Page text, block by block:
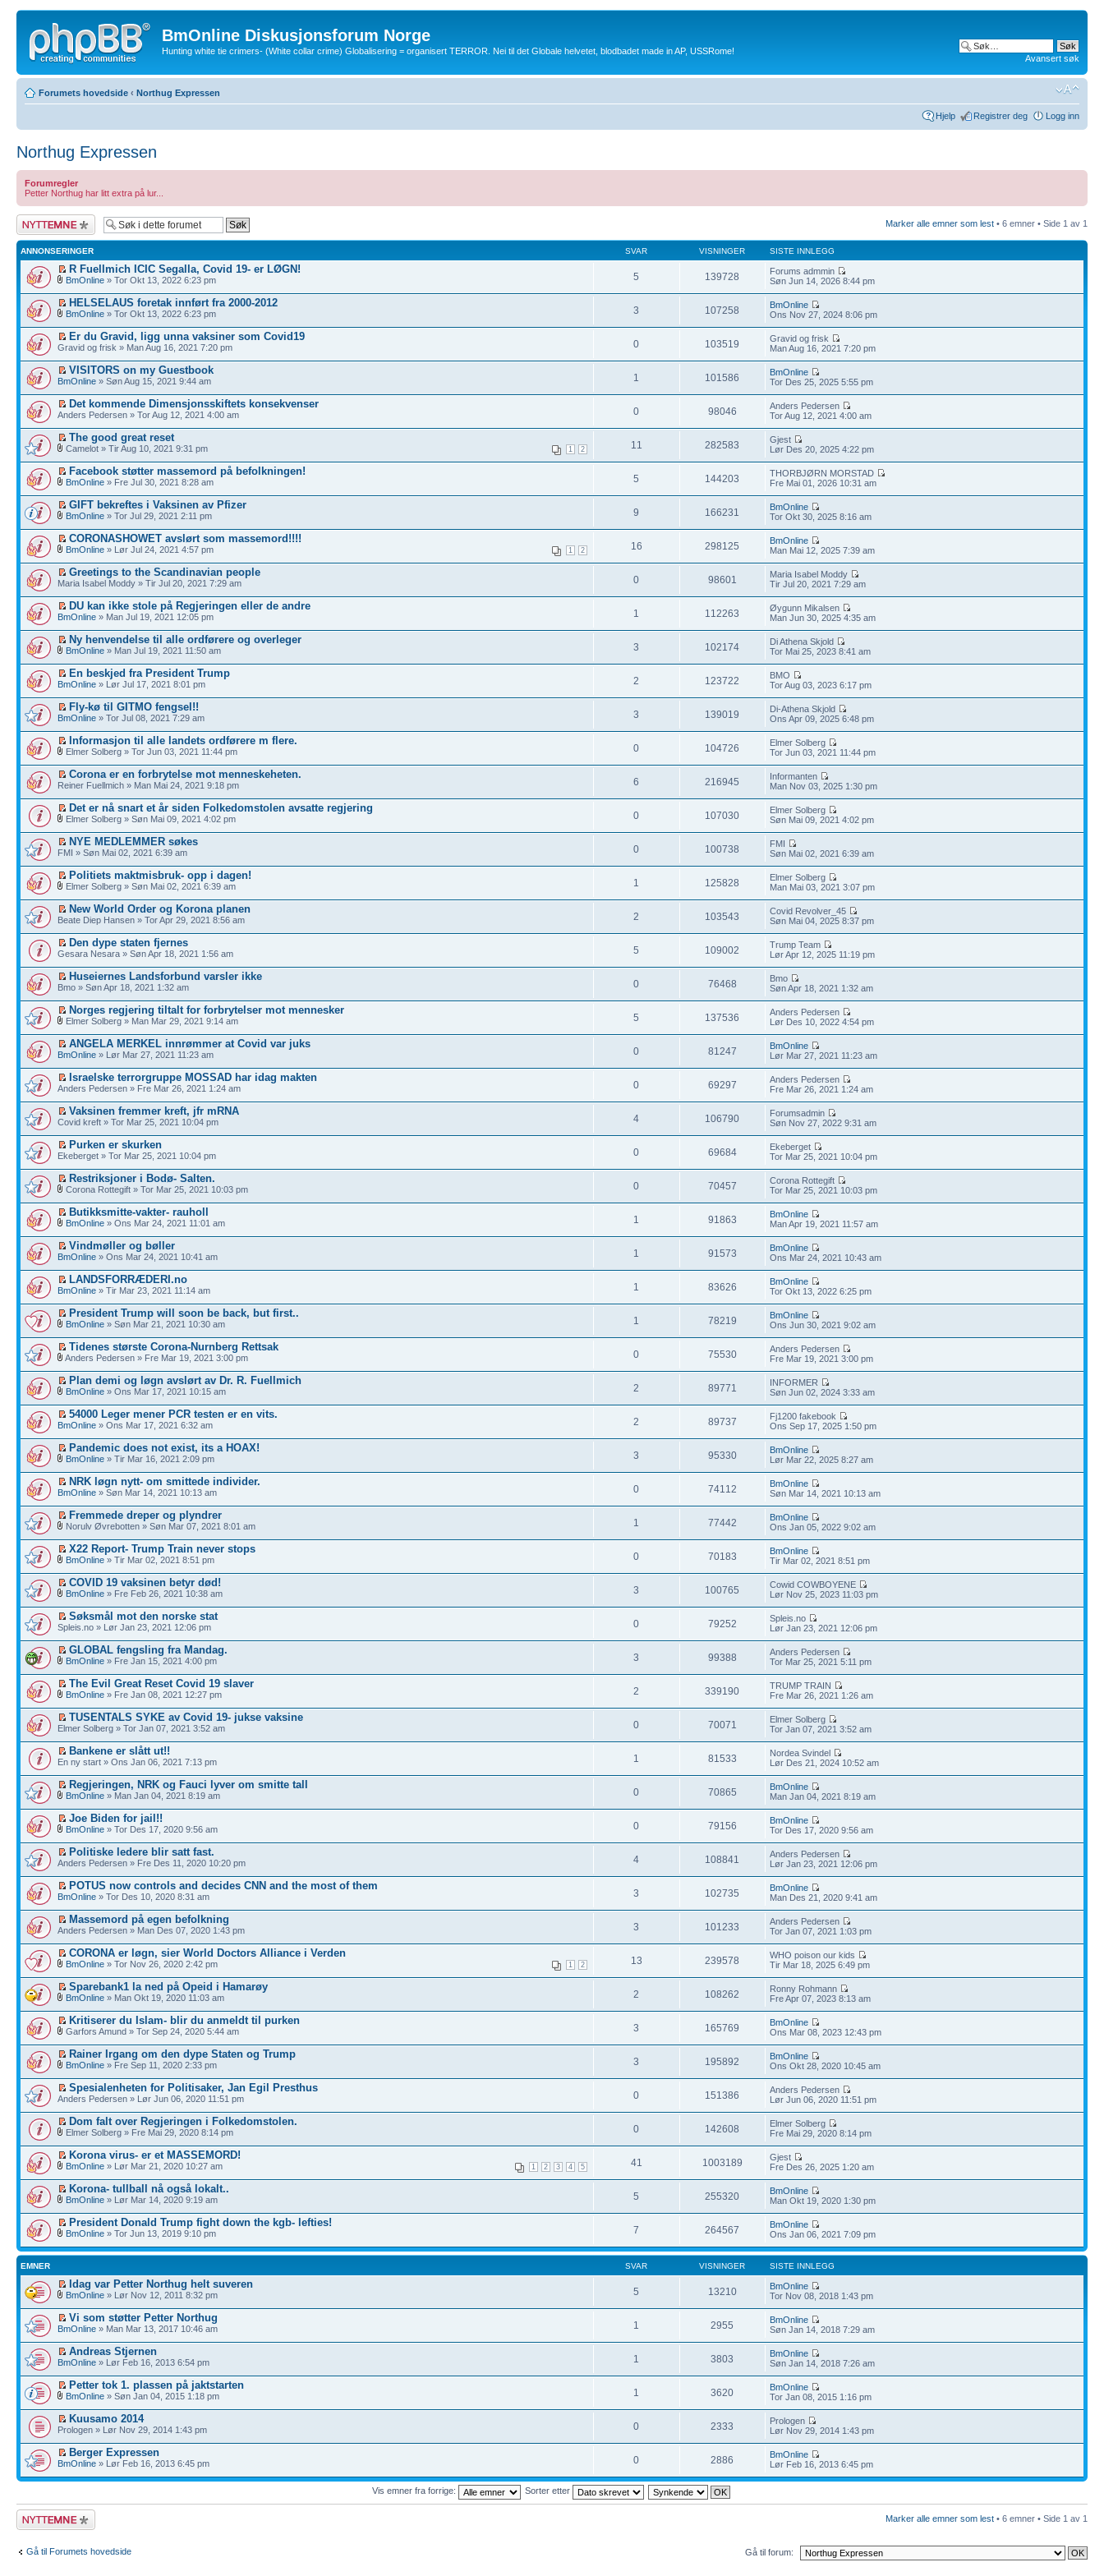
BmOnline Diskusjonsforum Norge
Hunting white tie crimers- (White collar crime) Globalisering = organisert TERROR. Nei til det Globale helvetet, blodbadet made in AP, USSRome!
Avansert søk
Forumets hovedside ‹ Northug Expressen
Hjelp Registrer deg Logg inn
Northug Expressen
Forumregler
Petter Northug har litt extra på lur...
Legg inn et nytt
emne
Marker alle emner som lest • 6 emner • Side 1 av 1
ANNONSERINGER SVAR VISNINGER SISTE INNLEGG
R Fuellmich ICIC Segalla, Covid 19- er LØGN!
BmOnline » Tor Okt 13, 2022 6:23 pm 5 139728
Forums admmin
Søn Jun 14, 2026 8:44 pm
HELSELAUS foretak innført fra 2000-2012
BmOnline » Tor Okt 13, 2022 6:23 pm 3 107258
BmOnline
Ons Nov 27, 2024 8:06 pm
Er du Gravid, ligg unna vaksiner som Covid19
Gravid og frisk » Man Aug 16, 2021 7:20 pm 0 103519
Gravid og frisk
Man Aug 16, 2021 7:20 pm
VISITORS on my Guestbook
BmOnline » Søn Aug 15, 2021 9:44 am 1 101586
BmOnline
Tor Des 25, 2025 5:55 pm
Det kommende Dimensjonsskiftets konsekvenser
Anders Pedersen » Tor Aug 12, 2021 4:00 am 0 98046
Anders Pedersen
Tor Aug 12, 2021 4:00 am
The good great reset
1 2
Camelot » Tir Aug 10, 2021 9:31 pm 11 282583
Gjest
Lør Des 20, 2025 4:22 pm
Facebook støtter massemord på befolkningen!
BmOnline » Fre Jul 30, 2021 8:28 am 5 144203
THORBJØRN MORSTAD
Fre Mai 01, 2026 10:31 am
GIFT bekreftes i Vaksinen av Pfizer
BmOnline » Tor Jul 29, 2021 2:11 pm 9 166231
BmOnline
Tor Okt 30, 2025 8:16 am
CORONASHOWET avslørt som massemord!!!!
1 2
BmOnline » Lør Jul 24, 2021 4:57 pm 16 298125
BmOnline
Man Mai 12, 2025 7:39 am
Greetings to the Scandinavian people
Maria Isabel Moddy » Tir Jul 20, 2021 7:29 am 0 98601
Maria Isabel Moddy
Tir Jul 20, 2021 7:29 am
DU kan ikke stole på Regjeringen eller de andre
BmOnline » Man Jul 19, 2021 12:05 pm 1 112263
Øygunn Mikalsen
Man Jun 30, 2025 4:35 am
Ny henvendelse til alle ordførere og overleger
BmOnline » Man Jul 19, 2021 11:50 am 3 102174
Di Athena Skjold
Tor Mai 25, 2023 8:41 am
En beskjed fra President Trump
BmOnline » Lør Jul 17, 2021 8:01 pm 2 123722
BMO
Tor Aug 03, 2023 6:17 pm
Fly-kø til GITMO fengsel!!
BmOnline » Tor Jul 08, 2021 7:29 am 3 139019
Di-Athena Skjold
Ons Apr 09, 2025 6:48 pm
Informasjon til alle landets ordførere m flere.
Elmer Solberg » Tor Jun 03, 2021 11:44 pm 0 104726
Elmer Solberg
Tor Jun 03, 2021 11:44 pm
Corona er en forbrytelse mot menneskeheten.
Reiner Fuellmich » Man Mai 24, 2021 9:18 pm 6 216945
Informanten
Man Nov 03, 2025 1:30 pm
Det er nå snart et år siden Folkedomstolen avsatte regjering
Elmer Solberg » Søn Mai 09, 2021 4:02 pm 0 107030
Elmer Solberg
Søn Mai 09, 2021 4:02 pm
NYE MEDLEMMER søkes
FMI » Søn Mai 02, 2021 6:39 am 0 100738
FMI
Søn Mai 02, 2021 6:39 am
Politiets maktmisbruk- opp i dagen!
Elmer Solberg » Søn Mai 02, 2021 6:39 am 1 125828
Elmer Solberg
Man Mai 03, 2021 3:07 pm
New World Order og Korona planen
Beate Diep Hansen » Tor Apr 29, 2021 8:56 am 2 103543
Covid Revolver_45
Søn Mai 04, 2025 8:37 pm
Den dype staten fjernes
Gesara Nesara » Søn Apr 18, 2021 1:56 am 5 109002
Trump Team
Lør Apr 12, 2025 11:19 pm
Huseiernes Landsforbund varsler ikke
Bmo » Søn Apr 18, 2021 1:32 am 0 76468
Bmo
Søn Apr 18, 2021 1:32 am
Norges regjering tiltalt for forbrytelser mot mennesker
Elmer Solberg » Man Mar 29, 2021 9:14 am 5 137536
Anders Pedersen
Lør Des 10, 2022 4:54 pm
ANGELA MERKEL innrømmer at Covid var juks
BmOnline » Lør Mar 27, 2021 11:23 am 0 81247
BmOnline
Lør Mar 27, 2021 11:23 am
Israelske terrorgruppe MOSSAD har idag makten
Anders Pedersen » Fre Mar 26, 2021 1:24 am 0 69297
Anders Pedersen
Fre Mar 26, 2021 1:24 am
Vaksinen fremmer kreft, jfr mRNA
Covid kreft » Tor Mar 25, 2021 10:04 pm 4 106790
Forumsadmin
Søn Nov 27, 2022 9:31 am
Purken er skurken
Ekeberget » Tor Mar 25, 2021 10:04 pm 0 69684
Ekeberget
Tor Mar 25, 2021 10:04 pm
Restriksjoner i Bodø- Salten.
Corona Rottegift » Tor Mar 25, 2021 10:03 pm 0 70457
Corona Rottegift
Tor Mar 25, 2021 10:03 pm
Butikksmitte-vakter- rauholl
BmOnline » Ons Mar 24, 2021 11:01 am 1 91863
BmOnline
Man Apr 19, 2021 11:57 am
Vindmøller og bøller
BmOnline » Ons Mar 24, 2021 10:41 am 1 91573
BmOnline
Ons Mar 24, 2021 10:43 am
LANDSFORRÆDERI.no
BmOnline » Tir Mar 23, 2021 11:14 am 1 83626
BmOnline
Tor Okt 13, 2022 6:25 pm
President Trump will soon be back, but first..
BmOnline » Søn Mar 21, 2021 10:30 am 1 78219
BmOnline
Ons Jun 30, 2021 9:02 am
Tidenes største Corona-Nurnberg Rettsak
Anders Pedersen » Fre Mar 19, 2021 3:00 pm 0 75530
Anders Pedersen
Fre Mar 19, 2021 3:00 pm
Plan demi og løgn avslørt av Dr. R. Fuellmich
BmOnline » Ons Mar 17, 2021 10:15 am 2 89771
INFORMER
Søn Jun 02, 2024 3:33 am
54000 Leger mener PCR testen er en vits.
BmOnline » Ons Mar 17, 2021 6:32 am 2 89737
Fj1200 fakebook
Ons Sep 17, 2025 1:50 pm
Pandemic does not exist, its a HOAX!
BmOnline » Tir Mar 16, 2021 2:09 pm 3 95330
BmOnline
Lør Mar 22, 2025 8:27 am
NRK løgn nytt- om smittede individer.
BmOnline » Søn Mar 14, 2021 10:13 am 0 74112
BmOnline
Søn Mar 14, 2021 10:13 am
Fremmede dreper og plyndrer
Norulv Øvrebotten » Søn Mar 07, 2021 8:01 am 1 77442
BmOnline
Ons Jan 05, 2022 9:02 am
X22 Report- Trump Train never stops
BmOnline » Tir Mar 02, 2021 8:51 pm 0 70183
BmOnline
Tir Mar 02, 2021 8:51 pm
COVID 19 vaksinen betyr død!
BmOnline » Fre Feb 26, 2021 10:38 am 3 100765
Cowid COWBOYENE
Lør Nov 25, 2023 11:03 pm
Søksmål mot den norske stat
Spleis.no » Lør Jan 23, 2021 12:06 pm 0 79252
Spleis.no
Lør Jan 23, 2021 12:06 pm
GLOBAL fengsling fra Mandag.
BmOnline » Fre Jan 15, 2021 4:00 pm 3 99388
Anders Pedersen
Tor Mar 25, 2021 5:11 pm
The Evil Great Reset Covid 19 slaver
BmOnline » Fre Jan 08, 2021 12:27 pm 2 339190
TRUMP TRAIN
Fre Mar 26, 2021 1:26 am
TUSENTALS SYKE av Covid 19- jukse vaksine
Elmer Solberg » Tor Jan 07, 2021 3:52 am 0 70071
Elmer Solberg
Tor Jan 07, 2021 3:52 am
Bankene er slått ut!!
En ny start » Ons Jan 06, 2021 7:13 pm 1 81533
Nordea Svindel
Lør Des 21, 2024 10:52 am
Regjeringen, NRK og Fauci lyver om smitte tall
BmOnline » Man Jan 04, 2021 8:19 am 0 70865
BmOnline
Man Jan 04, 2021 8:19 am
Joe Biden for jail!!
BmOnline » Tor Des 17, 2020 9:56 am 0 79156
BmOnline
Tor Des 17, 2020 9:56 am
Politiske ledere blir satt fast.
Anders Pedersen » Fre Des 11, 2020 10:20 pm 4 108841
Anders Pedersen
Lør Jan 23, 2021 12:06 pm
POTUS now controls and decides CNN and the most of them
BmOnline » Tor Des 10, 2020 8:31 am 3 102735
BmOnline
Man Des 21, 2020 9:41 am
Massemord på egen befolkning
Anders Pedersen » Man Des 07, 2020 1:43 pm 3 101233
Anders Pedersen
Tor Jan 07, 2021 1:03 pm
CORONA er løgn, sier World Doctors Alliance i Verden
1 2
BmOnline » Tor Nov 26, 2020 2:42 pm 13 239578
WHO poison our kids
Tir Mar 18, 2025 6:49 pm
Sparebank1 la ned på Opeid i Hamarøy
BmOnline » Man Okt 19, 2020 11:03 am 2 108262
Ronny Rohmann
Fre Apr 07, 2023 8:13 am
Kritiserer du Islam- blir du anmeldt til purken
Garfors Amund » Tor Sep 24, 2020 5:44 am 3 165769
BmOnline
Ons Mar 08, 2023 12:43 pm
Rainer Irgang om den dype Staten og Trump
BmOnline » Fre Sep 11, 2020 2:33 pm 3 195892
BmOnline
Ons Okt 28, 2020 10:45 am
Spesialenheten for Politisaker, Jan Egil Presthus
Anders Pedersen » Lør Jun 06, 2020 11:51 pm 0 151386
Anders Pedersen
Lør Jun 06, 2020 11:51 pm
Dom falt over Regjeringen i Folkedomstolen.
Elmer Solberg » Fre Mai 29, 2020 8:14 pm 0 142608
Elmer Solberg
Fre Mai 29, 2020 8:14 pm
Korona virus- er et MASSEMORD!
1 2 3 4 5
BmOnline » Lør Mar 21, 2020 10:27 am 41 1003189
Gjest
Fre Des 26, 2025 1:20 am
Korona- tullball nå også lokalt..
BmOnline » Lør Mar 14, 2020 9:19 am 5 255320
BmOnline
Man Okt 19, 2020 1:30 pm
President Donald Trump fight down the kgb- lefties!
BmOnline » Tor Jun 13, 2019 9:10 pm 7 264567
BmOnline
Ons Jan 06, 2021 7:09 pm
EMNER SVAR VISNINGER SISTE INNLEGG
Idag var Petter Northug helt suveren
BmOnline » Lør Nov 12, 2011 8:32 pm 5 13210
BmOnline
Tor Nov 08, 2018 1:43 pm
Vi som støtter Petter Northug
BmOnline » Man Mar 13, 2017 10:46 am 1 2955
BmOnline
Søn Jan 14, 2018 7:29 am
Andreas Stjernen
BmOnline » Lør Feb 16, 2013 6:54 pm 1 3803
BmOnline
Søn Jan 14, 2018 7:26 am
Petter tok 1. plassen på jaktstarten
BmOnline » Søn Jan 04, 2015 1:18 pm 1 3620
BmOnline
Tor Jan 08, 2015 1:16 pm
Kuusamo 2014
Prologen » Lør Nov 29, 2014 1:43 pm 0 2333
Prologen
Lør Nov 29, 2014 1:43 pm
Berger Expressen
BmOnline » Lør Feb 16, 2013 6:45 pm 0 2886
BmOnline
Lør Feb 16, 2013 6:45 pm
Vis emner fra forrige: Sorter etter
Legg inn et nytt
emne
Marker alle emner som lest • 6 emner • Side 1 av 1
Gå til Forumets hovedside Gå til forum: